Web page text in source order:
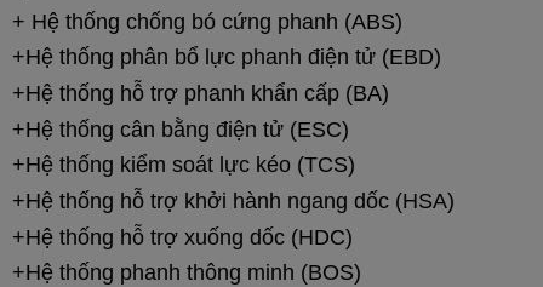
+ Hệ thống chống bó cứng phanh (ABS)
+Hệ thống phân bổ lực phanh điện tử (EBD)
+Hệ thống hỗ trợ phanh khẩn cấp (BA)
+Hệ thống cân bằng điện tử (ESC)
+Hệ thống kiểm soát lực kéo (TCS)
+Hệ thống hỗ trợ khởi hành ngang dốc (HSA)
+Hệ thống hỗ trợ xuống dốc (HDC)
+Hệ thống phanh thông minh (BOS)